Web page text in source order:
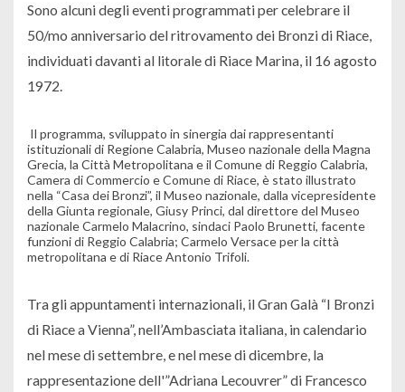
Sono alcuni degli eventi programmati per celebrare il
50/mo anniversario del ritrovamento dei Bronzi di Riace,
individuati davanti al litorale di Riace Marina, il 16 agosto
1972.
Il programma, sviluppato in sinergia dai rappresentanti
istituzionali di Regione Calabria, Museo nazionale della Magna
Grecia, la Città Metropolitana e il Comune di Reggio Calabria,
Camera di Commercio e Comune di Riace, è stato illustrato
nella “Casa dei Bronzi”, il Museo nazionale, dalla vicepresidente
della Giunta regionale, Giusy Princi, dal direttore del Museo
nazionale Carmelo Malacrino, sindaci Paolo Brunetti, facente
funzioni di Reggio Calabria; Carmelo Versace per la città
metropolitana e di Riace Antonio Trifoli.
Tra gli appuntamenti internazionali, il Gran Galà “I Bronzi
di Riace a Vienna”, nell’Ambasciata italiana, in calendario
nel mese di settembre, e nel mese di dicembre, la
rappresentazione dell'”Adriana Lecouvrer” di Francesco